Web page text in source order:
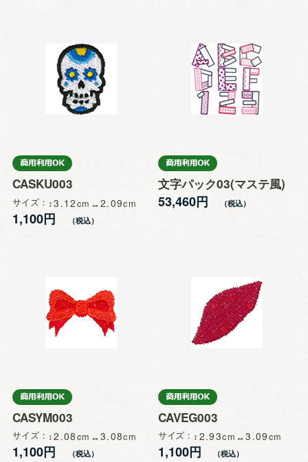
CASKU003
サイズ 3.12 2.09
1,100円
文字パック03(マステ風)
53,460円
CASYM003
サイズ 2.08 3.08
1,100円
CAVEG003
サイズ 2.93 3.09
1,100円